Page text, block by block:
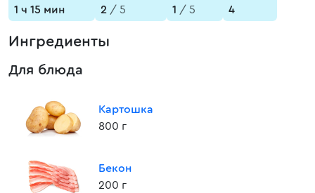
1 ч 15 мин
2 / 5
1 / 5
4
Ингредиенты
Для блюда
Картошка
800 г
Бекон
200 г